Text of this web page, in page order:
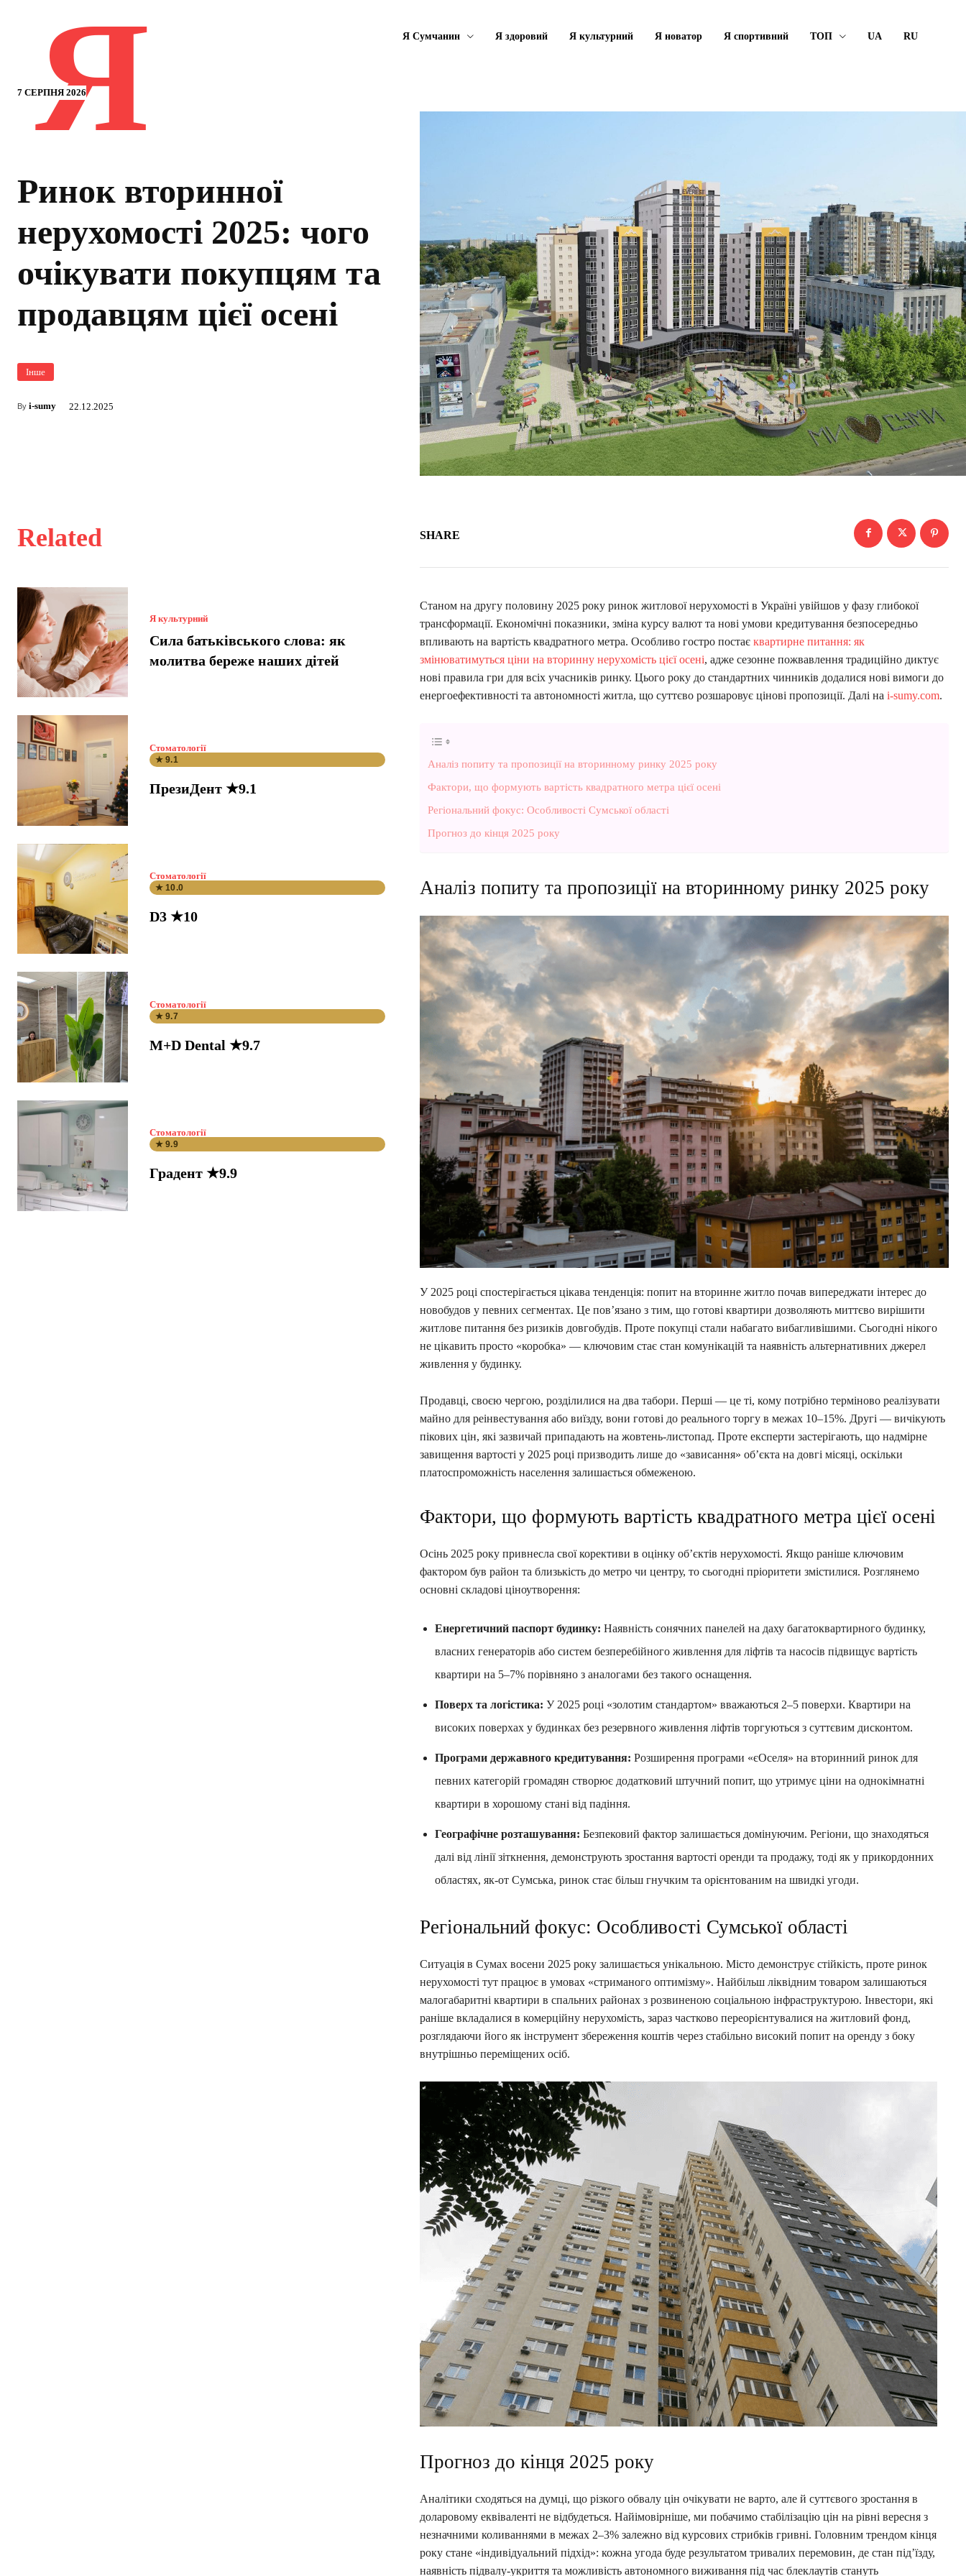
7 СЕРПНЯ 2026
Я Я Сумчанин Я здоровий Я культурний Я новатор Я спортивний ТОП UA RU
Ринок вторинної
нерухомості 2025: чого
очікувати покупцям та
продавцям цієї осені
Інше
By i-sumy 22.12.2025
Related
Я культурний
Сила батьківського слова: як
молитва береже наших дітей
Стоматології
★ 9.1
ПрезиДент ★9.1
Стоматології
★ 10.0
D3 ★10
Стоматології
★ 9.7
M+D Dental ★9.7
Стоматології
★ 9.9
Градент ★9.9
SHARE
Станом на другу половину 2025 року ринок житлової нерухомості в Україні увійшов у фазу глибокої
трансформації. Економічні показники, зміна курсу валют та нові умови кредитування безпосередньо
впливають на вартість квадратного метра. Особливо гостро постає квартирне питання: як
змінюватимуться ціни на вторинну нерухомість цієї осені, адже сезонне пожвавлення традиційно диктує
нові правила гри для всіх учасників ринку. Цього року до стандартних чинників додалися нові вимоги до
енергоефективності та автономності житла, що суттєво розшаровує цінові пропозиції. Далі на i-sumy.com.
Аналіз попиту та пропозиції на вторинному ринку 2025 року
Фактори, що формують вартість квадратного метра цієї осені
Регіональний фокус: Особливості Сумської області
Прогноз до кінця 2025 року
Аналіз попиту та пропозиції на вторинному ринку 2025 року
У 2025 році спостерігається цікава тенденція: попит на вторинне житло почав випереджати інтерес до
новобудов у певних сегментах. Це пов’язано з тим, що готові квартири дозволяють миттєво вирішити
житлове питання без ризиків довгобудів. Проте покупці стали набагато вибагливішими. Сьогодні нікого
не цікавить просто «коробка» — ключовим стає стан комунікацій та наявність альтернативних джерел
живлення у будинку.
Продавці, своєю чергою, розділилися на два табори. Перші — це ті, кому потрібно терміново реалізувати
майно для реінвестування або виїзду, вони готові до реального торгу в межах 10–15%. Другі — вичікують
пікових цін, які зазвичай припадають на жовтень-листопад. Проте експерти застерігають, що надмірне
завищення вартості у 2025 році призводить лише до «зависання» об’єкта на довгі місяці, оскільки
платоспроможність населення залишається обмеженою.
Фактори, що формують вартість квадратного метра цієї осені
Осінь 2025 року привнесла свої корективи в оцінку об’єктів нерухомості. Якщо раніше ключовим
фактором був район та близькість до метро чи центру, то сьогодні пріоритети змістилися. Розглянемо
основні складові ціноутворення:
Енергетичний паспорт будинку: Наявність сонячних панелей на даху багатоквартирного будинку,
власних генераторів або систем безперебійного живлення для ліфтів та насосів підвищує вартість
квартири на 5–7% порівняно з аналогами без такого оснащення.
Поверх та логістика: У 2025 році «золотим стандартом» вважаються 2–5 поверхи. Квартири на
високих поверхах у будинках без резервного живлення ліфтів торгуються з суттєвим дисконтом.
Програми державного кредитування: Розширення програми «єОселя» на вторинний ринок для
певних категорій громадян створює додатковий штучний попит, що утримує ціни на однокімнатні
квартири в хорошому стані від падіння.
Географічне розташування: Безпековий фактор залишається домінуючим. Регіони, що знаходяться
далі від лінії зіткнення, демонструють зростання вартості оренди та продажу, тоді як у прикордонних
областях, як-от Сумська, ринок стає більш гнучким та орієнтованим на швидкі угоди.
Регіональний фокус: Особливості Сумської області
Ситуація в Сумах восени 2025 року залишається унікальною. Місто демонструє стійкість, проте ринок
нерухомості тут працює в умовах «стриманого оптимізму». Найбільш ліквідним товаром залишаються
малогабаритні квартири в спальних районах з розвиненою соціальною інфраструктурою. Інвестори, які
раніше вкладалися в комерційну нерухомість, зараз частково переорієнтувалися на житловий фонд,
розглядаючи його як інструмент збереження коштів через стабільно високий попит на оренду з боку
внутрішньо переміщених осіб.
Прогноз до кінця 2025 року
Аналітики сходяться на думці, що різкого обвалу цін очікувати не варто, але й суттєвого зростання в
доларовому еквіваленті не відбудеться. Найімовірніше, ми побачимо стабілізацію цін на рівні вересня з
незначними коливаннями в межах 2–3% залежно від курсових стрибків гривні. Головним трендом кінця
року стане «індивідуальний підхід»: кожна угода буде результатом тривалих перемовин, де стан під’їзду,
наявність підвалу-укриття та можливість автономного виживання під час блеклаутів стануть